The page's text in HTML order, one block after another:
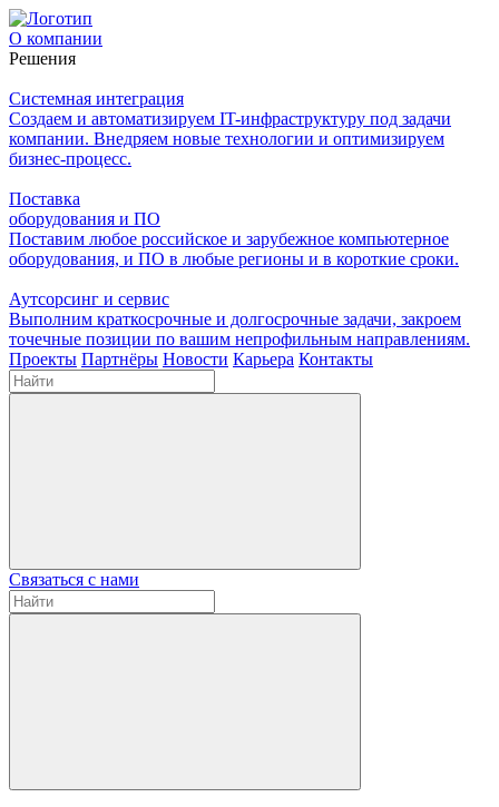
О компании
Решения
Системная интеграция
Создаем и автоматизируем IT-инфраструктуру под задачи
компании. Внедряем новые технологии и оптимизируем
бизнес-процесс.
Поставка
оборудования и ПО
Поставим любое российское и зарубежное компьютерное
оборудования, и ПО в любые регионы и в короткие сроки.
Аутсорсинг и сервис
Выполним краткосрочные и долгосрочные задачи, закроем
точечные позиции по вашим непрофильным направлениям.
Проекты Партнёры Новости Карьера Контакты
Связаться с нами